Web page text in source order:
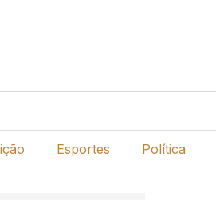
Esportes Política